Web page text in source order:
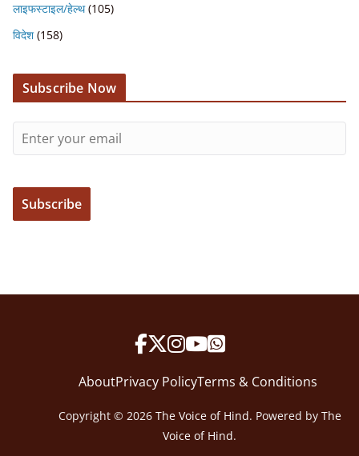
लाइफस्टाइल/हेल्थ(105)
विदेश (158)
Subscribe Now
AboutPrivacy PolicyTerms & Conditions
Copyright © 2026 The Voice of Hind. Powered by The
Voice of Hind.